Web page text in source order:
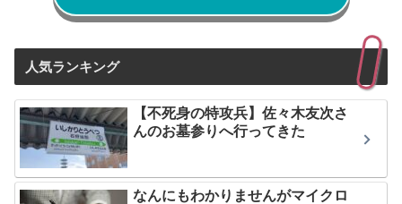
人気ランキング
【不死身の特攻兵】佐々木友次さ
んのお墓参りへ行ってきた
なんにもわかりませんがマイクロ